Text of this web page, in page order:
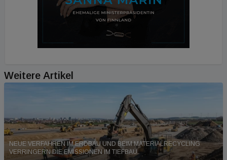
Weitere Artikel
NEUE VERFAHREN IM ERDBAU UND BEIM MATERIALRECYCLING
VERRINGERN DIE EMISSIONEN IM TIEFBAU.